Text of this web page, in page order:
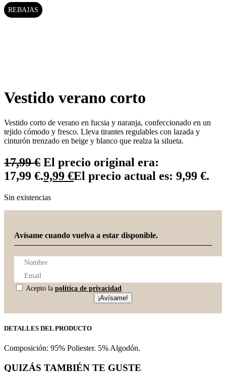
REBAJAS
Vestido verano corto
Vestido corto de verano en fucsia y naranja, confeccionado en un
tejido cómodo y fresco. Lleva tirantes regulables con lazada y
cinturón trenzado en beige y blanco que realza la silueta.
17,99€ El precio original era:
17,99 €.9,99 €El precio actual es: 9,99 €.
Sin existencias
Avísame cuando vuelva a estar disponible.
Acepto la política de privacidad.
¡Avísame!
DETALLES DEL PRODUCTO
Composición: 95% Poliester. 5% Algodón.
QUIZÁS TAMBIÉN TE GUSTE